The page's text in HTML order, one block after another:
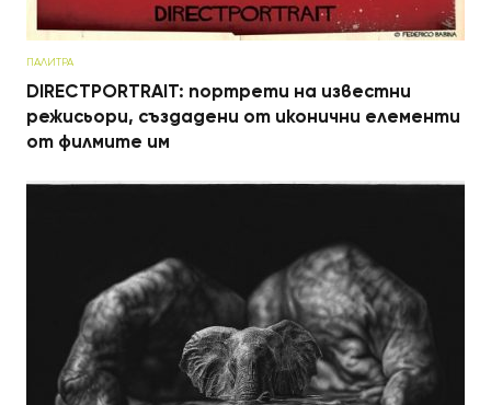
ПАЛИТРА
DIRECTPORTRAIT: портрети на известни
режисьори, създадени от иконични елементи
от филмите им